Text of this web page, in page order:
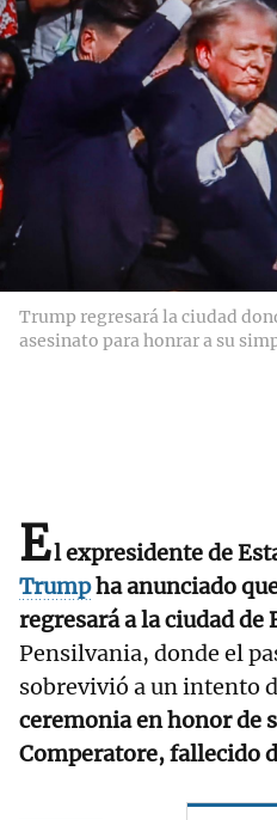
Trump regresará la ciudad
asesinato para honrar a su
El expresidente de
Trumpha anunciado
regresará a la ciudad de
Pensilvania, donde el
sobrevivió a un intento
ceremonia en honor de
Comperatore, fallecido